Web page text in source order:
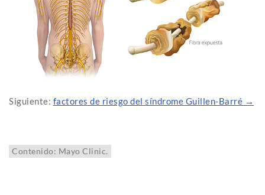
Siguiente: factores de riesgo del síndrome Guillen-Barré →
Contenido: Mayo Clinic.